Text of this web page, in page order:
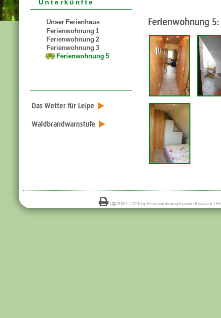
Unterkünfte
Unser Ferienhaus
Ferienwohnung 1
Ferienwohnung 2
Ferienwohnung 3
Ferienwohnung 5
Das Wetter für Leipe
Waldbrandwarnstufe
Ferienwohnung 5:
 2009 - 2026 by Ferienwohnung Familie Konzack